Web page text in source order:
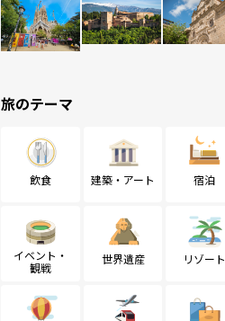
旅のテーマ
飲食 建築・アート 宿泊
イベント・
観戦
世界遺産 リゾート